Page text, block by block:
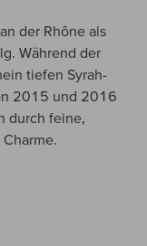
der Rhône als
Während der
tiefen Syrah-
2015 und 2016
durch feine,